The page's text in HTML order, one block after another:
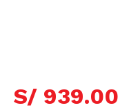
S/ 939.00